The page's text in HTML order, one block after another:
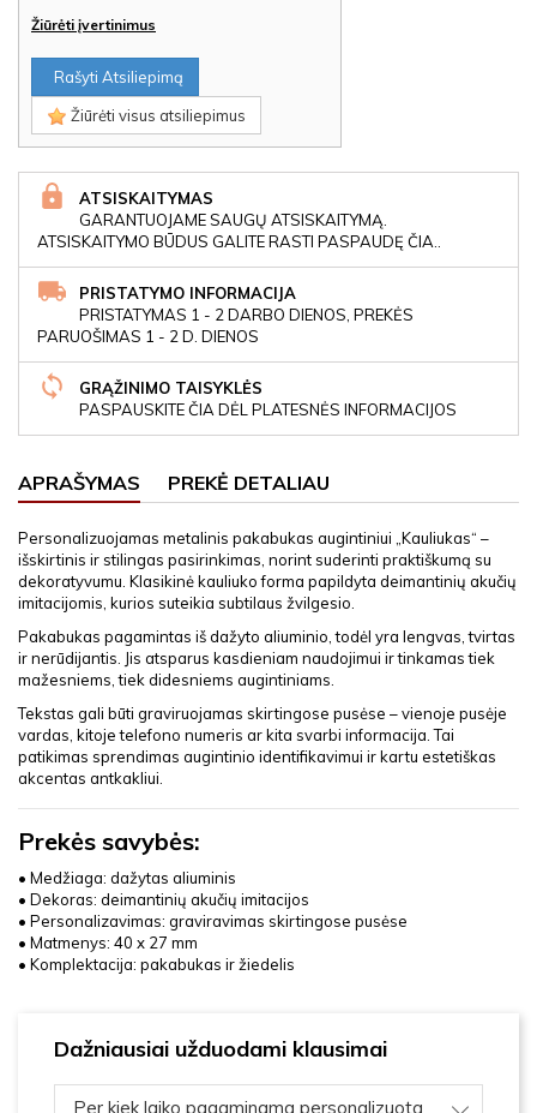
Žiūrėti įvertinimus
Rašyti Atsiliepimą
Žiūrėti visus atsiliepimus
ATSISKAITYMAS
GARANTUOJAME SAUGŲ ATSISKAITYMĄ.
ATSISKAITYMO BŪDUS GALITE RASTI PASPAUDĘ ČIA..
PRISTATYMO INFORMACIJA
PRISTATYMAS 1 - 2 DARBO DIENOS, PREKĖS
PARUOŠIMAS 1 - 2 D. DIENOS
GRĄŽINIMO TAISYKLĖS
PASPAUSKITE ČIA DĖL PLATESNĖS INFORMACIJOS
APRAŠYMAS PREKĖ DETALIAU
Personalizuojamas metalinis pakabukas augintiniui „Kauliukas“ –
išskirtinis ir stilingas pasirinkimas, norint suderinti praktiškumą su
dekoratyvumu. Klasikinė kauliuko forma papildyta deimantinių akučių
imitacijomis, kurios suteikia subtilaus žvilgesio.
Pakabukas pagamintas iš dažyto aliuminio, todėl yra lengvas, tvirtas
ir nerūdijantis. Jis atsparus kasdieniam naudojimui ir tinkamas tiek
mažesniems, tiek didesniems augintiniams.
Tekstas gali būti graviruojamas skirtingose pusėse – vienoje pusėje
vardas, kitoje telefono numeris ar kita svarbi informacija. Tai
patikimas sprendimas augintinio identifikavimui ir kartu estetiškas
akcentas antkakliui.
Prekės savybės:
• Medžiaga: dažytas aliuminis
• Dekoras: deimantinių akučių imitacijos
• Personalizavimas: graviravimas skirtingose pusėse
• Matmenys: 40 x 27 mm
• Komplektacija: pakabukas ir žiedelis
Dažniausiai užduodami klausimai
Per kiek laiko pagaminama personalizuota